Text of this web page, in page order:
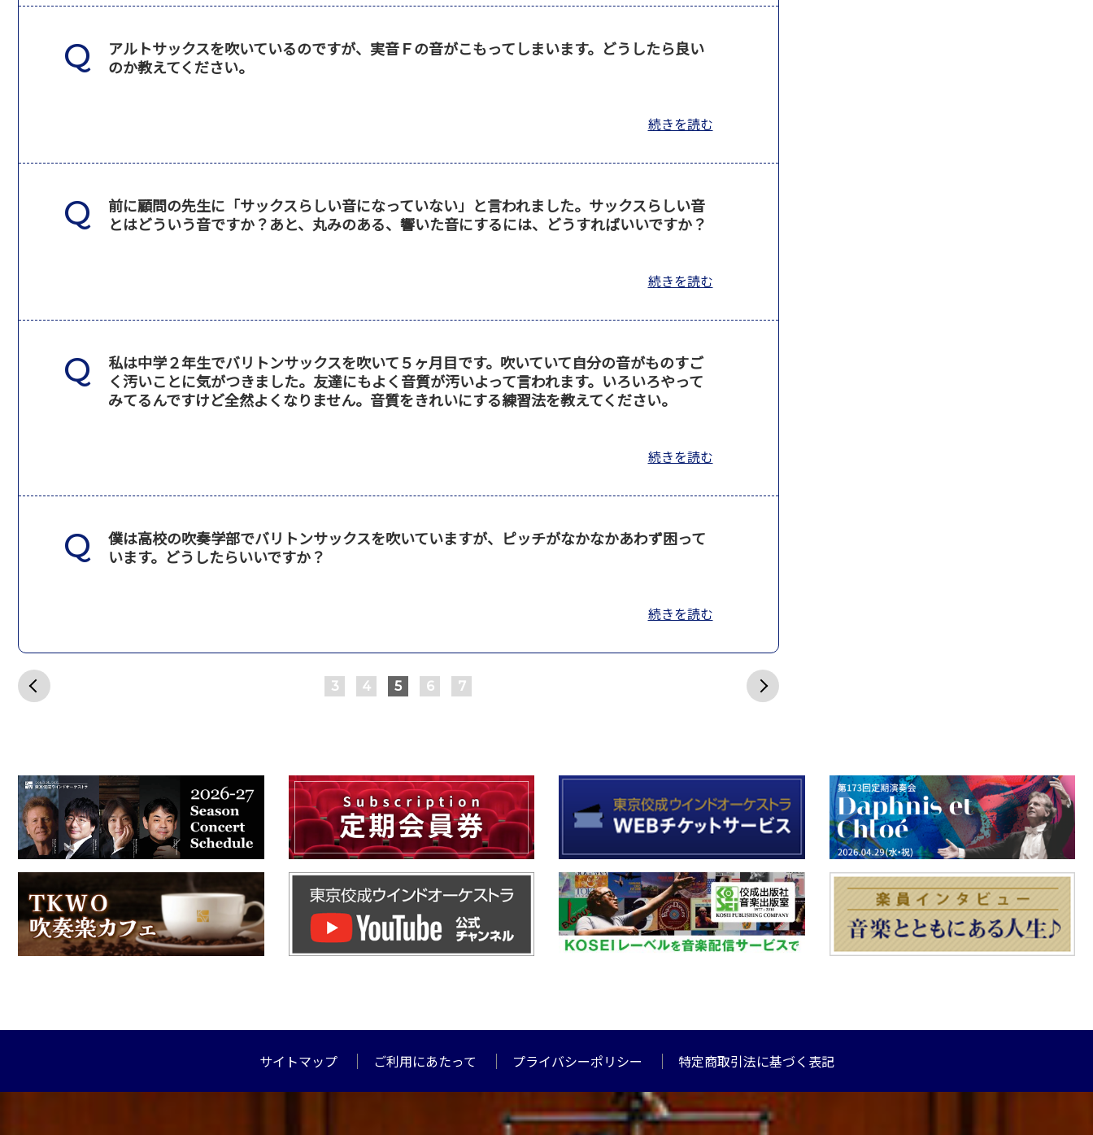
アルトサックスを吹いているのですが、実音Ｆの音がこもってしまいます。どうしたら良い
のか教えてください。
続きを読む
前に顧問の先生に「サックスらしい音になっていない」と言われました。サックスらしい音
とはどういう音ですか？あと、丸みのある、響いた音にするには、どうすればいいですか？
続きを読む
私は中学２年生でバリトンサックスを吹いて５ヶ月目です。吹いていて自分の音がものすご
く汚いことに気がつきました。友達にもよく音質が汚いよって言われます。いろいろやって
みてるんですけど全然よくなりません。音質をきれいにする練習法を教えてください。
続きを読む
僕は高校の吹奏学部でバリトンサックスを吹いていますが、ピッチがなかなかあわず困って
います。どうしたらいいですか？
続きを読む
3 4 5 6 7
サイトマップ ご利用にあたって プライバシーポリシー 特定商取引法に基づく表記